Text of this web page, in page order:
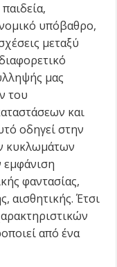
υπόβαθρο,
μεταξύ
μας
του
και
οδηγεί στην
κυκλωμάτων
φαντασίας,
αισθητικής. Έτσι
από ένα